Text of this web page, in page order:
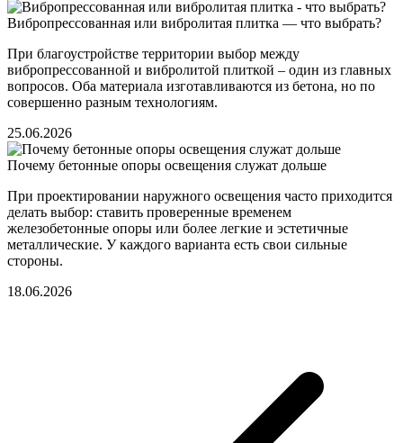
Вибропрессованная или вибролитая плитка — что выбрать?
При благоустройстве территории выбор между
вибропрессованной и вибролитой плиткой – один из главных
вопросов. Оба материала изготавливаются из бетона, но по
совершенно разным технологиям.
25.06.2026
Почему бетонные опоры освещения служат дольше
При проектировании наружного освещения часто приходится
делать выбор: ставить проверенные временем
железобетонные опоры или более легкие и эстетичные
металлические. У каждого варианта есть свои сильные
стороны.
18.06.2026